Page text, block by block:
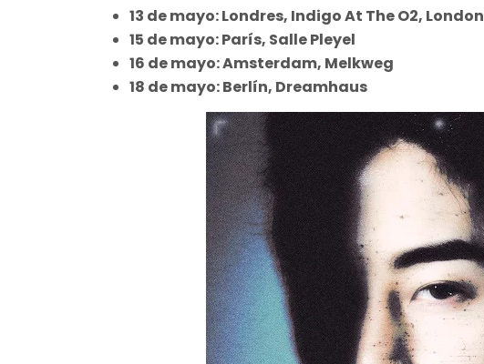
13 de mayo: Londres, Indigo At The O2, London
15 de mayo: París, Salle Pleyel
16 de mayo: Amsterdam, Melkweg
18 de mayo: Berlín, Dreamhaus